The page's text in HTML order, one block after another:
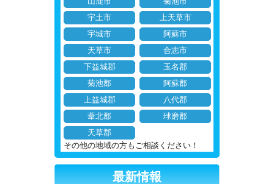
宇土市
上天草市
宇城市
阿蘇市
天草市
合志市
下益城郡
玉名郡
菊池郡
阿蘇郡
上益城郡
八代郡
葦北郡
球磨郡
天草郡
その他の地域の方もご相談ください！
最新情報